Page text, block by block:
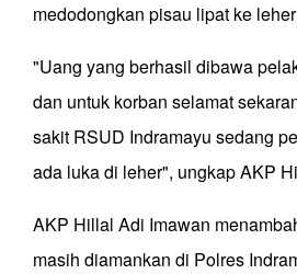
medodongkan pisau lipat ke
"Uang yang berhasil dibawa
dan untuk korban selamat
sakit RSUD Indramayu sedang
ada luka di leher", ungkap AKP
AKP Hillal Adi Imawan
masih diamankan di Polres